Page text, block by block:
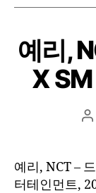
예리,
X
예리, NCT –
터테인먼트,